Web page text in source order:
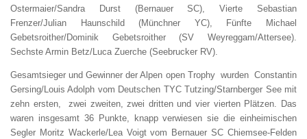
Ostermaier/Sandra Durst (Bernauer SC), Vierte Sebastian
Frenzer/Julian Haunschild (Münchner YC), Fünfte Michael
Gebetsroither/Dominik Gebetsroither (SV Weyreggam/Attersee).
Sechste Armin Betz/Luca Zuerche (Seebrucker RV).
Gesamtsieger und Gewinner der Alpen open Trophy wurden Constantin
Gersing/Louis Adolph vom Deutschen TYC Tutzing/Starnberger See mit
zehn ersten, zwei zweiten, zwei dritten und vier vierten Plätzen. Das
waren insgesamt 36 Punkte, knapp verwiesen sie die einheimischen
Segler Moritz Wackerle/Lea Voigt vom Bernauer SC Chiemsee-Felden